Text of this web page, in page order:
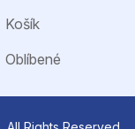
Košík
Oblíbené